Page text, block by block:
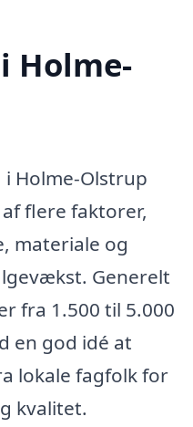
Holme-
Holme-Olstrup
flere faktorer,
materiale og
Generelt
fra 1.500 til 5.000
en god idé at
lokale fagfolk for
kvalitet.